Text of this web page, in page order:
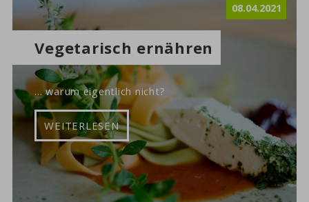
08.04.2021
Vegetarisch ernähren
... warum eigentlich nicht?
WEITERLESEN